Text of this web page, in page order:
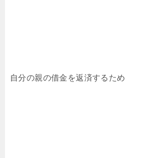
自分の親の借金を返済するため